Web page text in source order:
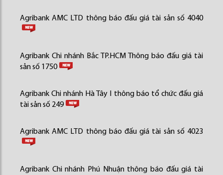
Agribank AMC LTD thông báo đấu giá tài sản số 4040
Agribank Chi nhánh Bắc TP.HCM Thông báo đấu giá tài
sản số 1750
Agribank Chi nhánh Hà Tây I thông báo tổ chức đấu giá
tài sản số 249
Agribank AMC LTD thông báo đấu giá tài sản số 4023
Agribank Chi nhánh Phú Nhuận thông báo đấu giá tài